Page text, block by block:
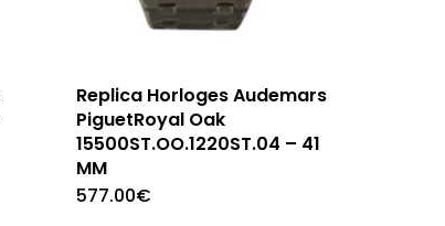
Replica Horloges Audemars
PiguetRoyal Oak
15500ST.OO.1220ST.04 – 41
MM
577.00€